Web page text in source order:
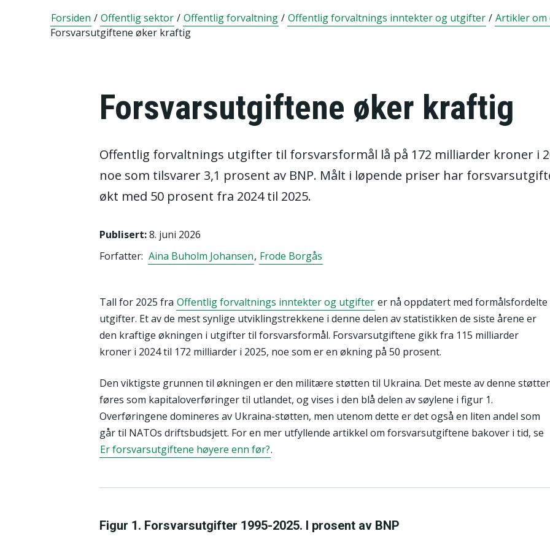
Forsiden / Offentlig sektor / Offentlig forvaltning / Offentlig forvaltnings inntekter og utgifter / Artikler
Forsvarsutgiftene øker kraftig
Forsvarsutgiftene øker kraftig
Offentlig forvaltnings utgifter til forsvarsformål lå på 172 milliarder kroner i
noe som tilsvarer 3,1 prosent av BNP. Målt i løpende priser har
økt med 50 prosent fra 2024 til 2025.
Publisert:8. juni 2026
Forfatter: Aina Buholm Johansen, Frode Borgås
Tall for 2025 fra Offentlig forvaltnings inntekter og utgifter er nå oppdatert med formålsfordelte
utgifter. Et av de mest synlige utviklingstrekkene i denne delen av statistikken de siste årene er
den kraftige økningen i utgifter til forsvarsformål. Forsvarsutgiftene gikk fra 115 milliarder
kroner i 2024 til 172 milliarder i 2025, noe som er en økning på 50 prosent.
Den viktigste grunnen til økningen er den militære støtten til Ukraina. Det meste av denne
føres som kapitaloverføringer til utlandet, og vises i den blå delen av søylene i figur 1.
Overføringene domineres av Ukraina-støtten, men utenom dette er det også en liten andel som
går til NATOs driftsbudsjett. For en mer utfyllende artikkel om forsvarsutgiftene bakover i tid, se
Er forsvarsutgiftene høyere enn før?.
Figur 1. Forsvarsutgifter 1995-2025. I prosent av BNP